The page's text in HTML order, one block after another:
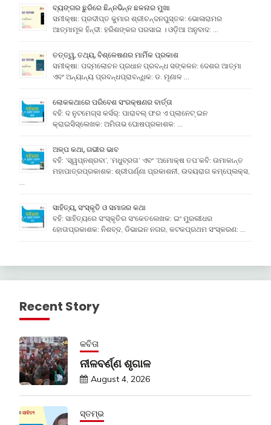
ବ୍ୟଙ୍ଗର ଛୁରିରେ ଛିନ୍ନଭିନ୍ନ ଛଳନାର ମୁଖା
ସମୀକ୍ଷା: ପ୍ରଦୀପ୍ତ କୁମାର ଶ୍ରୀଚନ୍ଦନପୁସ୍ତକ: ଭୋଳାରାମର
ଆତ୍ମାମୂଳ ହିନ୍ଦୀ: ହରିଶଙ୍କର ପରସାଇ । ଓଡ଼ିଆ ଅନୁବାଦ: …
ତତ୍ତ୍ୱ, ତଥ୍ୟ, ବିଶ୍ଳେଷଣର ମାର୍ମିକ ପ୍ରକାଶ
ସମୀକ୍ଷା: ପଦ୍ମଲୋଚନ ପ୍ରଧାନ ପ୍ରବନ୍ଧ ସଙ୍କଳନ: ଦେଶର ଆତ୍ମା
ଏବଂ ଅନ୍ୟାନ୍ୟ ପ୍ରବନ୍ଧପ୍ରାବନ୍ଧିକ: ଡ. ମୃଣାଳ …
ଲୋକକଥାରେ ପରିବେଶ ସଂରକ୍ଷଣର ବାର୍ତ୍ତା
ବହି: ଦ ନୁଟମେଗ୍ସ କର୍ସର୍: ପାରାବଲ୍ ଫର ଏ ପ୍ଲାନେଟ୍ ଇନ
କ୍ରାଇସିସ୍ଲେଖକ: ଅମିତାଭ ଘୋଷପ୍ରକାଶକ: …
ଅଳ୍ପ କଥା, ଗଭୀର ଭାବ
ବହି: ‘ସ୍ୱପ୍ନଶ୍ରବା’, ‘ମଧୁବ୍ରତା’ ଏବଂ ‘ଅମୋକ୍ଷ ତପ’କବି: ଉମାକାନ୍ତ
ମହାପାତ୍ରପ୍ରକାଶକ: ଶ୍ରୀପର୍ଣ୍ଣା ପ୍ରକାଶନୀ, ଉଦୟରାଗ କମ୍ପେ୍ଲକ୍ସ,
…
ସାହିତ୍ୟ, ସଂସ୍କୃତି ଓ ସମାଜର କଥା
ବହି: ସାହିତ୍ୟରେ ସଂସ୍କୃତିର ସଂକେତଲେଖକ: ଇଂ ମୁରଲୀଧର
ହୋତାପ୍ରକାଶକ: ନିଶବ୍ଦ, ଡିଭାଇନ ନଗର, କଟକପ୍ରଥମ ସଂସ୍କରଣ: …
Recent Story
କବିତା
ନୀଳବର୍ଣ୍ଣ ଶୃଗାଳ
August 4, 2026
ସ୍ତମ୍ଭ